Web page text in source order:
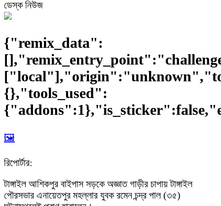
ডেস্ক নিউজ
{"remix_data":
{},"tools_used":
🖼️
রিপোর্টার:
টাঙ্গাইল আশিকপুর বাইপাস সড়কে অজ্ঞাত গাড়ীর চাপায় টাঙ্গাইল
পৌরসভার এনায়েতপুর মহল্লার যুবক রমেন চন্দ্র পাল (৩৫)